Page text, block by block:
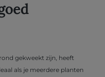
gekweekt zijn, heeft
als je meerdere planten